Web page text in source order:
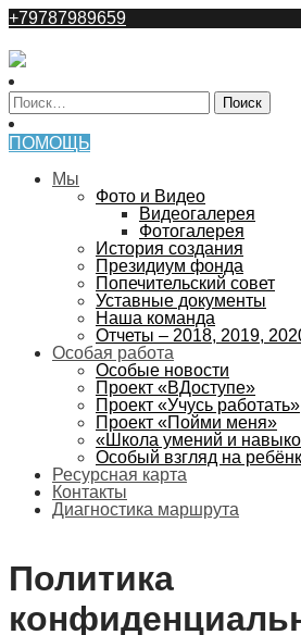
+79787989659
ПОМОЩЬ
Мы
Фото и Видео
Видеогалерея
Фотогалерея
История создания
Президиум фонда
Попечительский совет
Уставные документы
Наша команда
Отчеты – 2018, 2019,
Особая работа
Особые новости
Проект «ВДоступе»
Проект «Учусь работать»
Проект «Пойми меня»
«Школа умений и
Особый взгляд на
Ресурсная карта
Контакты
Диагностика маршрута
Политика